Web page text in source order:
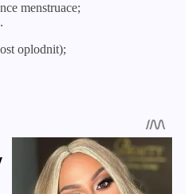
menstruace;
oplodnit);